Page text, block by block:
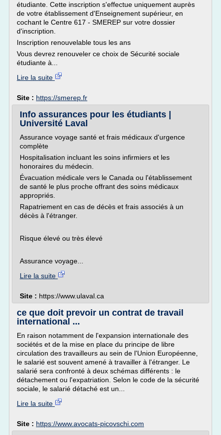
étudiante. Cette inscription s'effectue uniquement auprès
de votre établissement d'Enseignement supérieur, en
cochant le Centre 617 - SMEREP sur votre dossier
d'inscription.
Inscription renouvelable tous les ans
Vous devrez renouveler ce choix de Sécurité sociale
étudiante à...
Lire la suite
Site : https://smerep.fr
Info assurances pour les étudiants |
Université Laval
Assurance voyage santé et frais médicaux d'urgence
complète
Hospitalisation incluant les soins infirmiers et les
honoraires du médecin.
Évacuation médicale vers le Canada ou l'établissement
de santé le plus proche offrant des soins médicaux
appropriés.
Rapatriement en cas de décès et frais associés à un
décès à l'étranger.
Risque élevé ou très élevé
Assurance voyage...
Lire la suite
Site : https://www.ulaval.ca
ce que doit prevoir un contrat de travail
international ...
En raison notamment de l'expansion internationale des
sociétés et de la mise en place du principe de libre
circulation des travailleurs au sein de l'Union Européenne,
le salarié est souvent amené à travailler à l'étranger. Le
salarié sera confronté à deux schémas différents : le
détachement ou l'expatriation. Selon le code de la sécurité
sociale, le salarié détaché est un...
Lire la suite
Site : https://www.avocats-picovschi.com